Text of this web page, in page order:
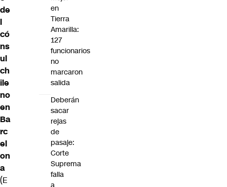
de
l
có
ns
ul
ch
ile
no
en
Ba
rc
el
on
a
(E
en
Tierra
Amarilla:
127
funcionarios
no
marcaron
salida
Deberán
sacar
rejas
de
pasaje:
Corte
Suprema
falla
a